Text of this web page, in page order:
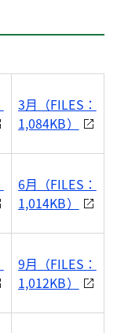
3月（FILES：
1,084KB）
6月（FILES：
1,014KB）
9月（FILES：
1,012KB）